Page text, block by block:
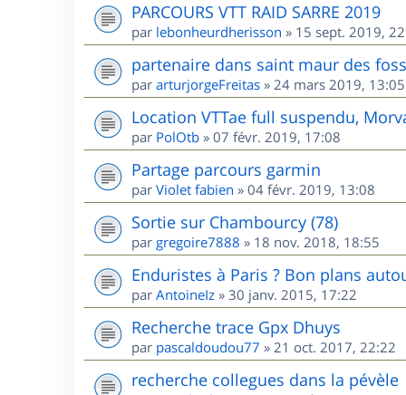
PARCOURS VTT RAID SARRE 2019
par lebonheurdherisson » 15 sept. 2019,
partenaire dans saint maur des
par arturjorgeFreitas » 24 mars 2019, 13:05
Location VTTae full suspendu,
par PolOtb » 07 févr. 2019, 17:08
Partage parcours garmin
par Violet fabien » 04 févr. 2019, 13:08
Sortie sur Chambourcy (78)
par gregoire7888 » 18 nov. 2018, 18:55
Enduristes à Paris ? Bon plans
par AntoineIz » 30 janv. 2015, 17:22
Recherche trace Gpx Dhuys
par pascaldoudou77 » 21 oct. 2017, 22:22
recherche collegues dans la pévèle